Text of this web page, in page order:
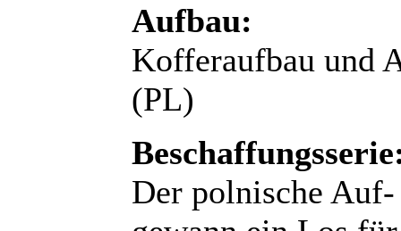
Aufbau:
Kofferaufbau und
(PL)
Der polnische